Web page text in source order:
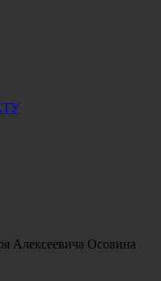
Алексеевича Осовина